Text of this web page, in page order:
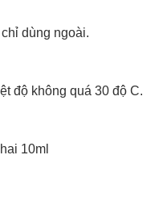
dùng ngoài.
độ không quá 30 độ C.
10ml